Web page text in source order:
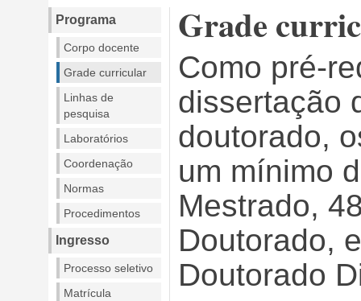
Programa
Corpo docente
Grade curricular
Linhas de
pesquisa
Laboratórios
Coordenação
Normas
Procedimentos
Ingresso
Processo seletivo
Matrícula
Grade
Como pré-
dissertação
doutorado,
um mínimo
Mestrado,
Doutorado,
Doutorado